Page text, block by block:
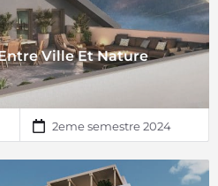
Ville Et Nature
2eme semestre 2024